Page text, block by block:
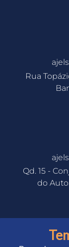
Rua
Qd. 15 -
do